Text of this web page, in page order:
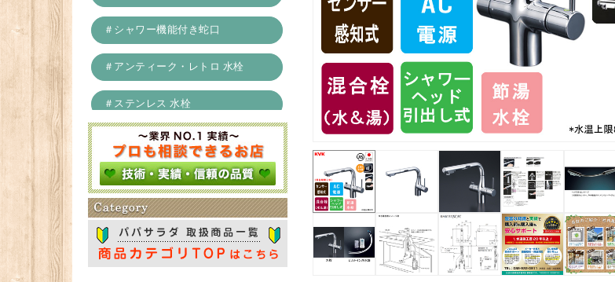
＃シャワー機能付き蛇口
＃アンティーク・レトロ 水栓
＃ステンレス 水栓
＃浄水器